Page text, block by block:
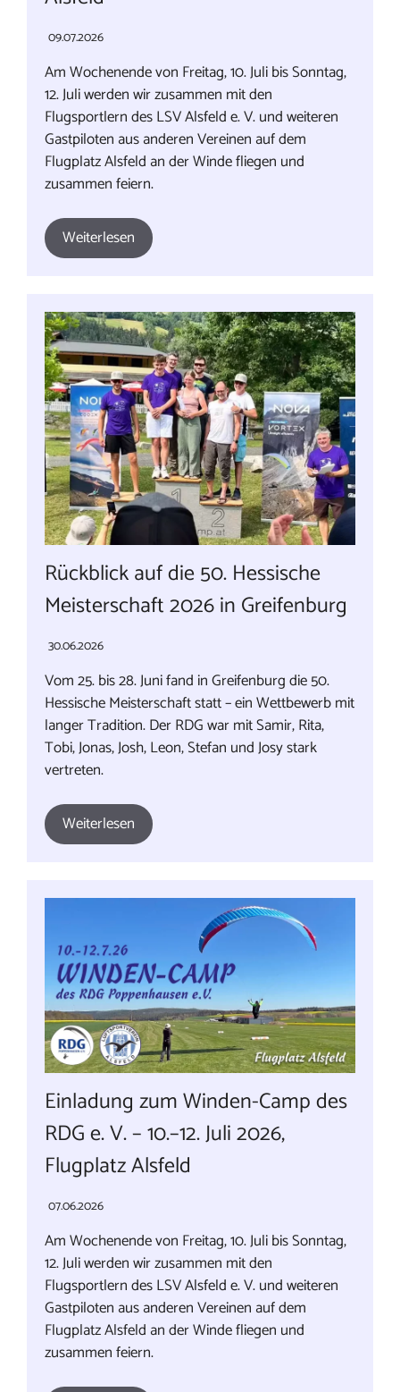
09.07.2026
Am Wochenende von Freitag, 10. Juli bis Sonntag,
12. Juli werden wir zusammen mit den
Flugsportlern des LSV Alsfeld e. V. und weiteren
Gastpiloten aus anderen Vereinen auf dem
Flugplatz Alsfeld an der Winde fliegen und
zusammen feiern.
Weiterlesen
Rückblick auf die 50. Hessische
Meisterschaft 2026 in Greifenburg
30.06.2026
Vom 25. bis 28. Juni fand in Greifenburg die 50.
Hessische Meisterschaft statt – ein Wettbewerb mit
langer Tradition. Der RDG war mit Samir, Rita,
Tobi, Jonas, Josh, Leon, Stefan und Josy stark
vertreten.
Weiterlesen
Einladung zum Winden-Camp des
RDG e. V. – 10.–12. Juli 2026,
Flugplatz Alsfeld
07.06.2026
Am Wochenende von Freitag, 10. Juli bis Sonntag,
12. Juli werden wir zusammen mit den
Flugsportlern des LSV Alsfeld e. V. und weiteren
Gastpiloten aus anderen Vereinen auf dem
Flugplatz Alsfeld an der Winde fliegen und
zusammen feiern.